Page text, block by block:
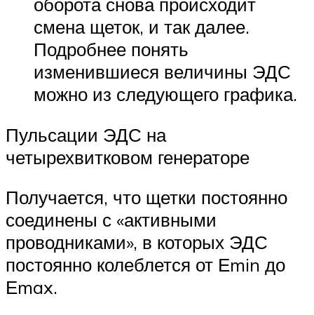
смена щеток, и так далее.
Подробнее понять
изменившиеся величины ЭДС
можно из следующего графика.
Пульсации ЭДС на
четырехвитковом генераторе
Получается, что щетки постоянно
соединены с «активными
проводниками», в которых ЭДС
постоянно колеблется от Еmin до
Еmax.